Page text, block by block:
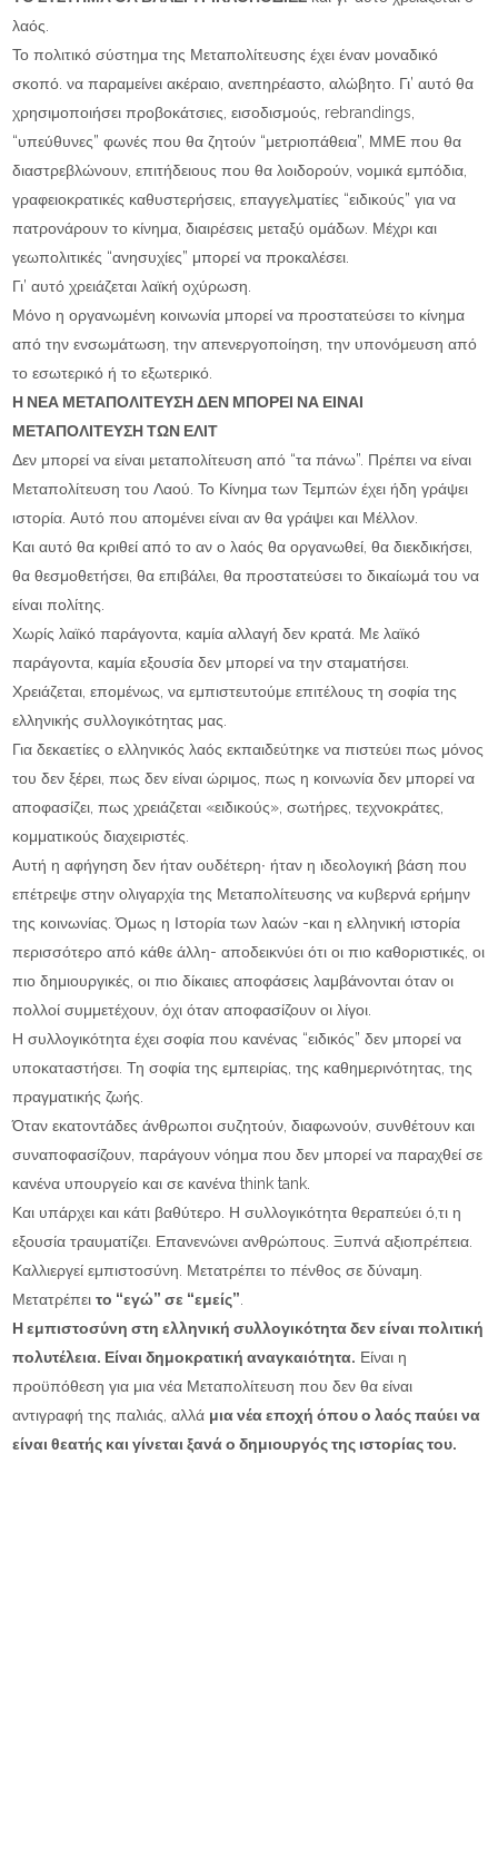
λαός.
Το πολιτικό σύστημα της Μεταπολίτευσης έχει έναν μοναδικό
σκοπό. να παραμείνει ακέραιο, ανεπηρέαστο, αλώβητο. Γι’ αυτό θα
χρησιμοποιήσει προβοκάτσιες, εισοδισμούς, rebrandings,
“υπεύθυνες” φωνές που θα ζητούν “μετριοπάθεια”, ΜΜΕ που θα
διαστρεβλώνουν, επιτήδειους που θα λοιδορούν, νομικά εμπόδια,
γραφειοκρατικές καθυστερήσεις, επαγγελματίες “ειδικούς” για να
πατρονάρουν το κίνημα, διαιρέσεις μεταξύ ομάδων. Μέχρι και
γεωπολιτικές “ανησυχίες” μπορεί να προκαλέσει.
Γι’ αυτό χρειάζεται λαϊκή οχύρωση.
Μόνο η οργανωμένη κοινωνία μπορεί να προστατεύσει το κίνημα
από την ενσωμάτωση, την απενεργοποίηση, την υπονόμευση από
το εσωτερικό ή το εξωτερικό.
Η ΝΕΑ ΜΕΤΑΠΟΛΙΤΕΥΣΗ ΔΕΝ ΜΠΟΡΕΙ ΝΑ ΕΙΝΑΙ
ΜΕΤΑΠΟΛΙΤΕΥΣΗ ΤΩΝ ΕΛΙΤ
Δεν μπορεί να είναι μεταπολίτευση από “τα πάνω”. Πρέπει να είναι
Μεταπολίτευση του Λαού. Το Κίνημα των Τεμπών έχει ήδη γράψει
ιστορία. Αυτό που απομένει είναι αν θα γράψει και Μέλλον.
Και αυτό θα κριθεί από το αν ο λαός θα οργανωθεί, θα διεκδικήσει,
θα θεσμοθετήσει, θα επιβάλει, θα προστατεύσει το δικαίωμά του να
είναι πολίτης.
Χωρίς λαϊκό παράγοντα, καμία αλλαγή δεν κρατά. Με λαϊκό
παράγοντα, καμία εξουσία δεν μπορεί να την σταματήσει.
Χρειάζεται, επομένως, να εμπιστευτούμε επιτέλους τη σοφία της
ελληνικής συλλογικότητας μας.
Για δεκαετίες ο ελληνικός λαός εκπαιδεύτηκε να πιστεύει πως μόνος
του δεν ξέρει, πως δεν είναι ώριμος, πως η κοινωνία δεν μπορεί να
αποφασίζει, πως χρειάζεται «ειδικούς», σωτήρες, τεχνοκράτες,
κομματικούς διαχειριστές.
Αυτή η αφήγηση δεν ήταν ουδέτερη∙ ήταν η ιδεολογική βάση που
επέτρεψε στην ολιγαρχία της Μεταπολίτευσης να κυβερνά ερήμην
της κοινωνίας. Όμως η Ιστορία των λαών -και η ελληνική ιστορία
περισσότερο από κάθε άλλη- αποδεικνύει ότι οι πιο καθοριστικές, οι
πιο δημιουργικές, οι πιο δίκαιες αποφάσεις λαμβάνονται όταν οι
πολλοί συμμετέχουν, όχι όταν αποφασίζουν οι λίγοι.
Η συλλογικότητα έχει σοφία που κανένας “ειδικός” δεν μπορεί να
υποκαταστήσει. Τη σοφία της εμπειρίας, της καθημερινότητας, της
πραγματικής ζωής.
Όταν εκατοντάδες άνθρωποι συζητούν, διαφωνούν, συνθέτουν και
συναποφασίζουν, παράγουν νόημα που δεν μπορεί να παραχθεί σε
κανένα υπουργείο και σε κανένα think tank.
Και υπάρχει και κάτι βαθύτερο. Η συλλογικότητα θεραπεύει ό,τι η
εξουσία τραυματίζει. Επανενώνει ανθρώπους. Ξυπνά αξιοπρέπεια.
Καλλιεργεί εμπιστοσύνη. Μετατρέπει το πένθος σε δύναμη.
Μετατρέπειτο “εγώ” σε “εμείς”
Η εμπιστοσύνη στη ελληνική συλλογικότητα δεν είναι πολιτική
πολυτέλεια. Είναι δημοκρατική αναγκαιότητα. Είναι η
προϋπόθεση για μια νέα Μεταπολίτευση που δεν θα είναι
αντιγραφή της παλιάς, αλλά μια νέα εποχή όπου ο λαός παύει να
είναι θεατής και γίνεται ξανά ο δημιουργός της ιστορίας του.